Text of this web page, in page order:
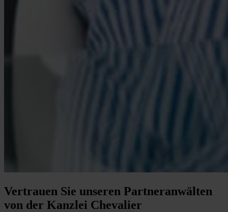
Vertrauen Sie unseren Partneranwälten
von der Kanzlei Chevalier